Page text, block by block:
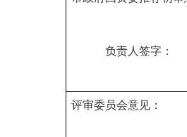
负责人
评审委员会意见：